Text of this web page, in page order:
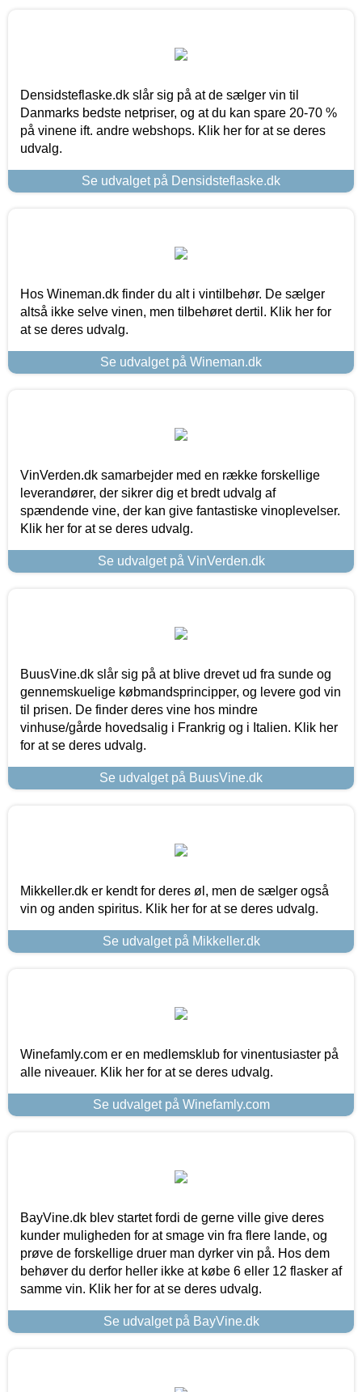
Densidsteflaske.dk slår sig på at de sælger vin til
Danmarks bedste netpriser, og at du kan spare 20-70 %
på vinene ift. andre webshops. Klik her for at se deres
udvalg.
Se udvalget på Densidsteflaske.dk
Hos Wineman.dk finder du alt i vintilbehør. De sælger
altså ikke selve vinen, men tilbehøret dertil. Klik her for
at se deres udvalg.
Se udvalget på Wineman.dk
VinVerden.dk samarbejder med en række forskellige
leverandører, der sikrer dig et bredt udvalg af
spændende vine, der kan give fantastiske vinoplevelser.
Klik her for at se deres udvalg.
Se udvalget på VinVerden.dk
BuusVine.dk slår sig på at blive drevet ud fra sunde og
gennemskuelige købmandsprincipper, og levere god vin
til prisen. De finder deres vine hos mindre
vinhuse/gårde hovedsalig i Frankrig og i Italien. Klik her
for at se deres udvalg.
Se udvalget på BuusVine.dk
Mikkeller.dk er kendt for deres øl, men de sælger også
vin og anden spiritus. Klik her for at se deres udvalg.
Se udvalget på Mikkeller.dk
Winefamly.com er en medlemsklub for vinentusiaster på
alle niveauer. Klik her for at se deres udvalg.
Se udvalget på Winefamly.com
BayVine.dk blev startet fordi de gerne ville give deres
kunder muligheden for at smage vin fra flere lande, og
prøve de forskellige druer man dyrker vin på. Hos dem
behøver du derfor heller ikke at købe 6 eller 12 flasker af
samme vin. Klik her for at se deres udvalg.
Se udvalget på BayVine.dk